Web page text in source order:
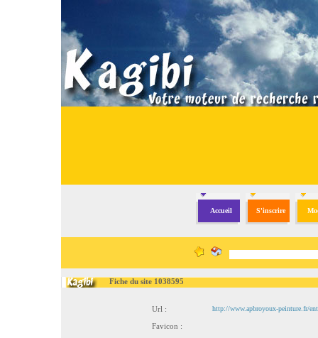
Accueil S'inscrire
Fiche du site 1038595
Url : http://www.apbroyoux-peinture.fr/
Favicon :